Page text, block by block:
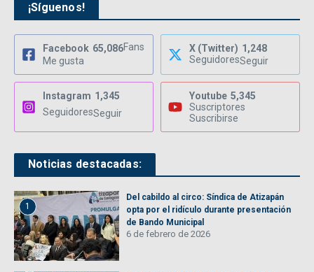
¡Síguenos!
Facebook 65,086Fans
Me gusta
X (Twitter) 1,248
SeguidoresSeguir
Instagram 1,345
SeguidoresSeguir
Youtube 5,345
Suscriptores
Suscribirse
Noticias destacadas:
1
Del cabildo al circo: Síndica de Atizapán
opta por el ridículo durante presentación
de Bando Municipal
6 de febrero de 2026